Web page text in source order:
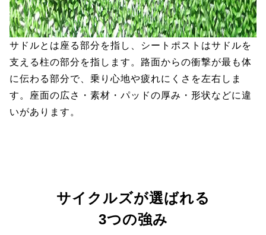
サドルとは座る部分を指し、シートポストはサドルを
支える柱の部分を指します。路面からの衝撃が最も体
に伝わる部分で、乗り心地や疲れにくさを左右しま
す。座面の広さ・素材・パッドの厚み・形状などに違
いがあります。
サイクルズが選ばれる
3つの強み